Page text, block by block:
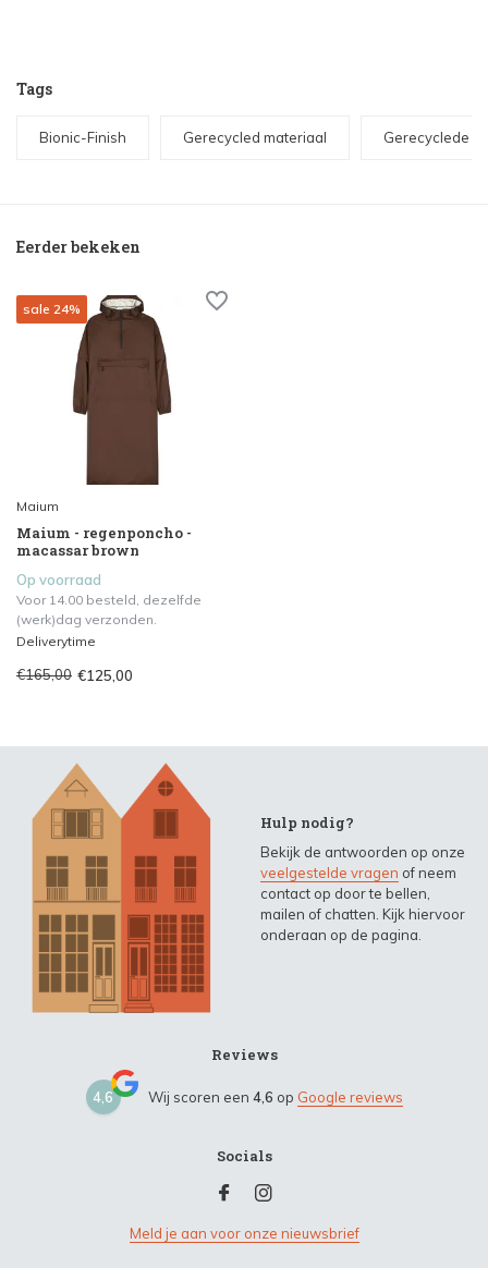
Tags
Bionic-Finish Gerecycled materiaal Gerecyclede
Eerder bekeken
sale 24%
Maium
Maium - regenponcho -
macassar brown
Op voorraad
Voor 14.00 besteld, dezelfde
(werk)dag verzonden.
Deliverytime
€165,00 €125,00
Hulp nodig?
Bekijk de antwoorden op onze
veelgestelde vragen of neem
contact op door te bellen,
mailen of chatten. Kijk hiervoor
onderaan op de pagina.
Reviews
4,6 Wij scoren een 4,6 op Google reviews
Socials
Meld je aan voor onze nieuwsbrief